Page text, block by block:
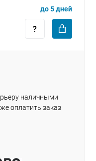
до 5 дней
наличными
оплатить заказ